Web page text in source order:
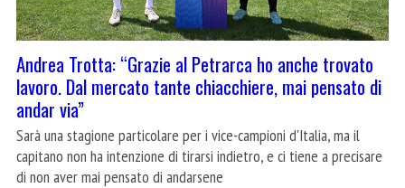
Andrea Trotta: “Grazie al Petrarca ho anche trovato
lavoro. Dal mercato tante chiacchiere, mai pensato di
andar via”
Sarà una stagione particolare per i vice-campioni d'Italia, ma il
capitano non ha intenzione di tirarsi indietro, e ci tiene a precisare
di non aver mai pensato di andarsene